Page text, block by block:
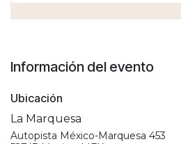
Información del evento
Ubicación
La Marquesa
Autopista México-Marquesa 453